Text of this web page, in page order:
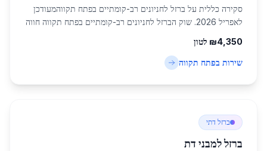
סקירה כללית על ברזל לחניונים רב-קומתיים בפתח תקווהמעודכן
לאפריל 2026. שוק הברזל לחניונים רב-קומתיים בפתח תקווה חווה
המרכז. עם אוכלוסייה של 247,956 ...
₪4,350 לטון
שירות בפתח תקווה
ברזל דתי
ברזל למבני דת